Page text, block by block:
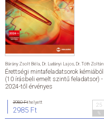
Bárány Zsolt Béla Dr. Ludányi Lajos Dr. Tóth Zoltán
Érettségi mintafeladatsorok kémiából
(10 írásbeli emelt szintű feladatsor) -
2024-től érvényes
3980 Fthelyett
2985 Ft
25